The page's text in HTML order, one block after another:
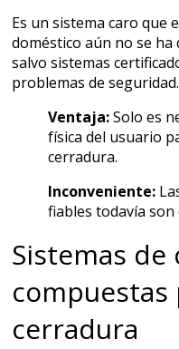
Es un sistema caro que
doméstico aún no se
salvo sistemas
problemas de seguridad.
Ventaja:Solo es
física del usuario
cerradura.
Inconveniente:
fiables todavía son
Sistemas de
cerradura